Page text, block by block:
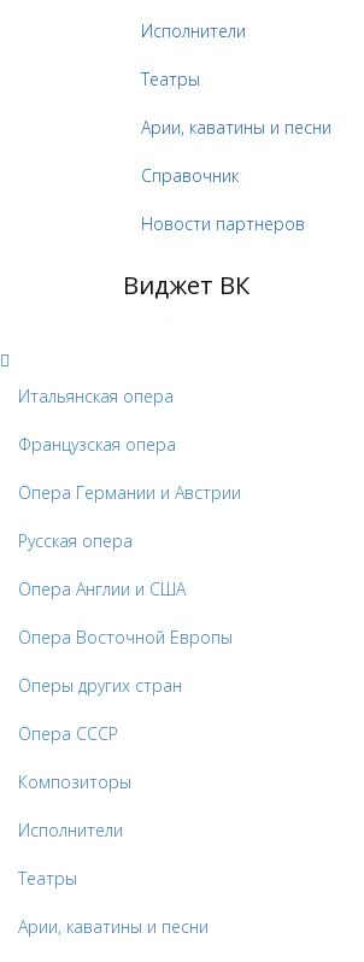
Исполнители
Театры
Арии, каватины и песни
Справочник
Новости партнеров
Виджет ВК
Итальянская опера
Французская опера
Опера Германии и Австрии
Русская опера
Опера Англии и США
Опера Восточной Европы
Оперы других стран
Опера СССР
Композиторы
Исполнители
Театры
Арии, каватины и песни